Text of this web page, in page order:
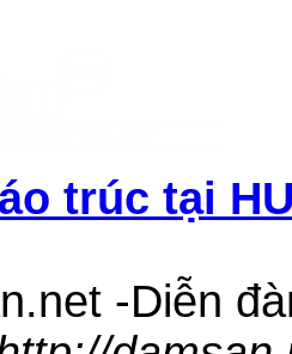
trúc tại
-Diễn